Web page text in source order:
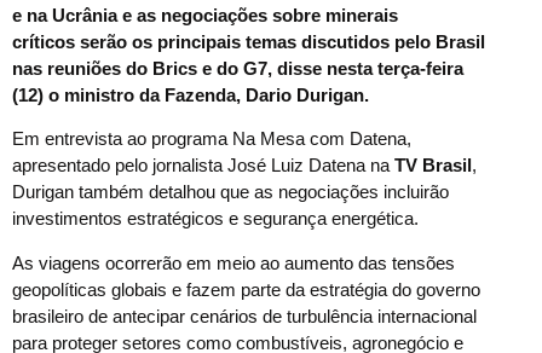
e na Ucrânia e as negociações sobre minerais
críticos serão os principais temas discutidos pelo Brasil
nas reuniões do Brics e do G7, disse nesta terça-feira
(12) o ministro da Fazenda, Dario Durigan.
Em entrevista ao programa Na Mesa com Datena,
apresentado pelo jornalista José Luiz Datena na TV Brasil,
Durigan também detalhou que as negociações incluirão
investimentos estratégicos e segurança energética.
As viagens ocorrerão em meio ao aumento das tensões
geopolíticas globais e fazem parte da estratégia do governo
brasileiro de antecipar cenários de turbulência internacional
para proteger setores como combustíveis, agronegócio e